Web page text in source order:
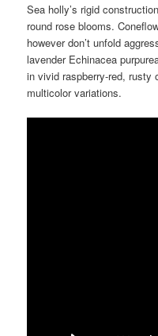
Sea holly’s rigid
round rose blooms.
however don’t unfold
lavender Echinacea
in vivid raspberry-red, rusty
multicolor variations.